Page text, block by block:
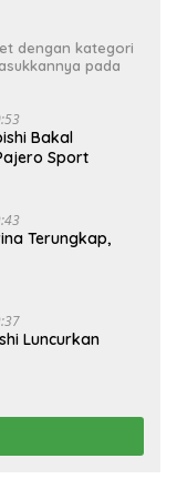
dengan kategori
pada
Bakal
Sport
Terungkap,
Luncurkan